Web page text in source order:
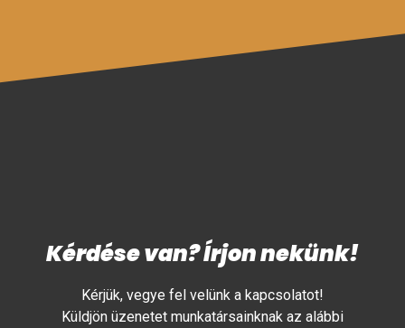
Kérdése van? Írjon nekünk!
Kérjük, vegye fel velünk a kapcsolatot!
Küldjön üzenetet munkatársainknak az alábbi